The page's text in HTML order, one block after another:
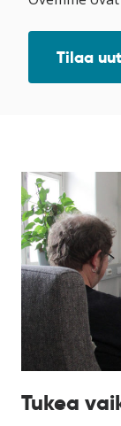
Tilaa
Tukea